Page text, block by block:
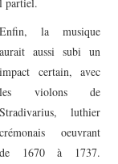
partiel.
Enfin, la musique
aurait aussi subi un
impact certain, avec
les violons de
Stradivarius, luthier
crémonais oeuvrant
de 1670 à 1737.